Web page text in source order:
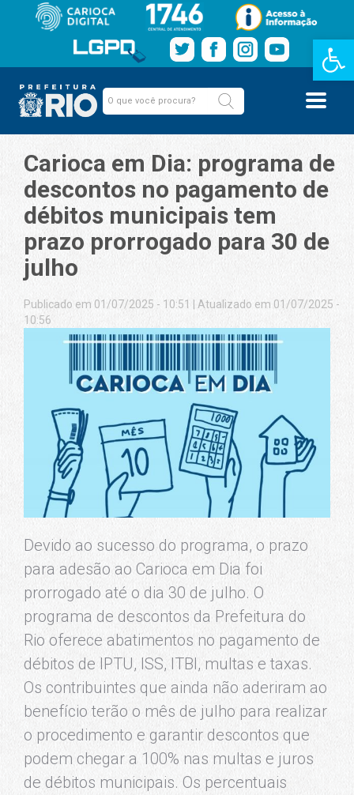
Barra de
Carioca em Dia: programa de
descontos no pagamento de
débitos municipais tem
prazo prorrogado para 30 de
julho
Publicado em 01/07/2025 - 10:51
Atualizado em 01/07/2025 -
10:56
Devido ao sucesso do programa, o prazo
para adesão ao Carioca em Dia foi
prorrogado até o dia 30 de julho. O
programa de descontos da Prefeitura do
Rio oferece abatimentos no pagamento de
débitos de IPTU, ISS, ITBI, multas e taxas.
Os contribuintes que ainda não aderiram ao
benefício terão o mês de julho para realizar
o procedimento e garantir descontos que
podem chegar a 100% nas multas e juros
de débitos municipais. Os percentuais